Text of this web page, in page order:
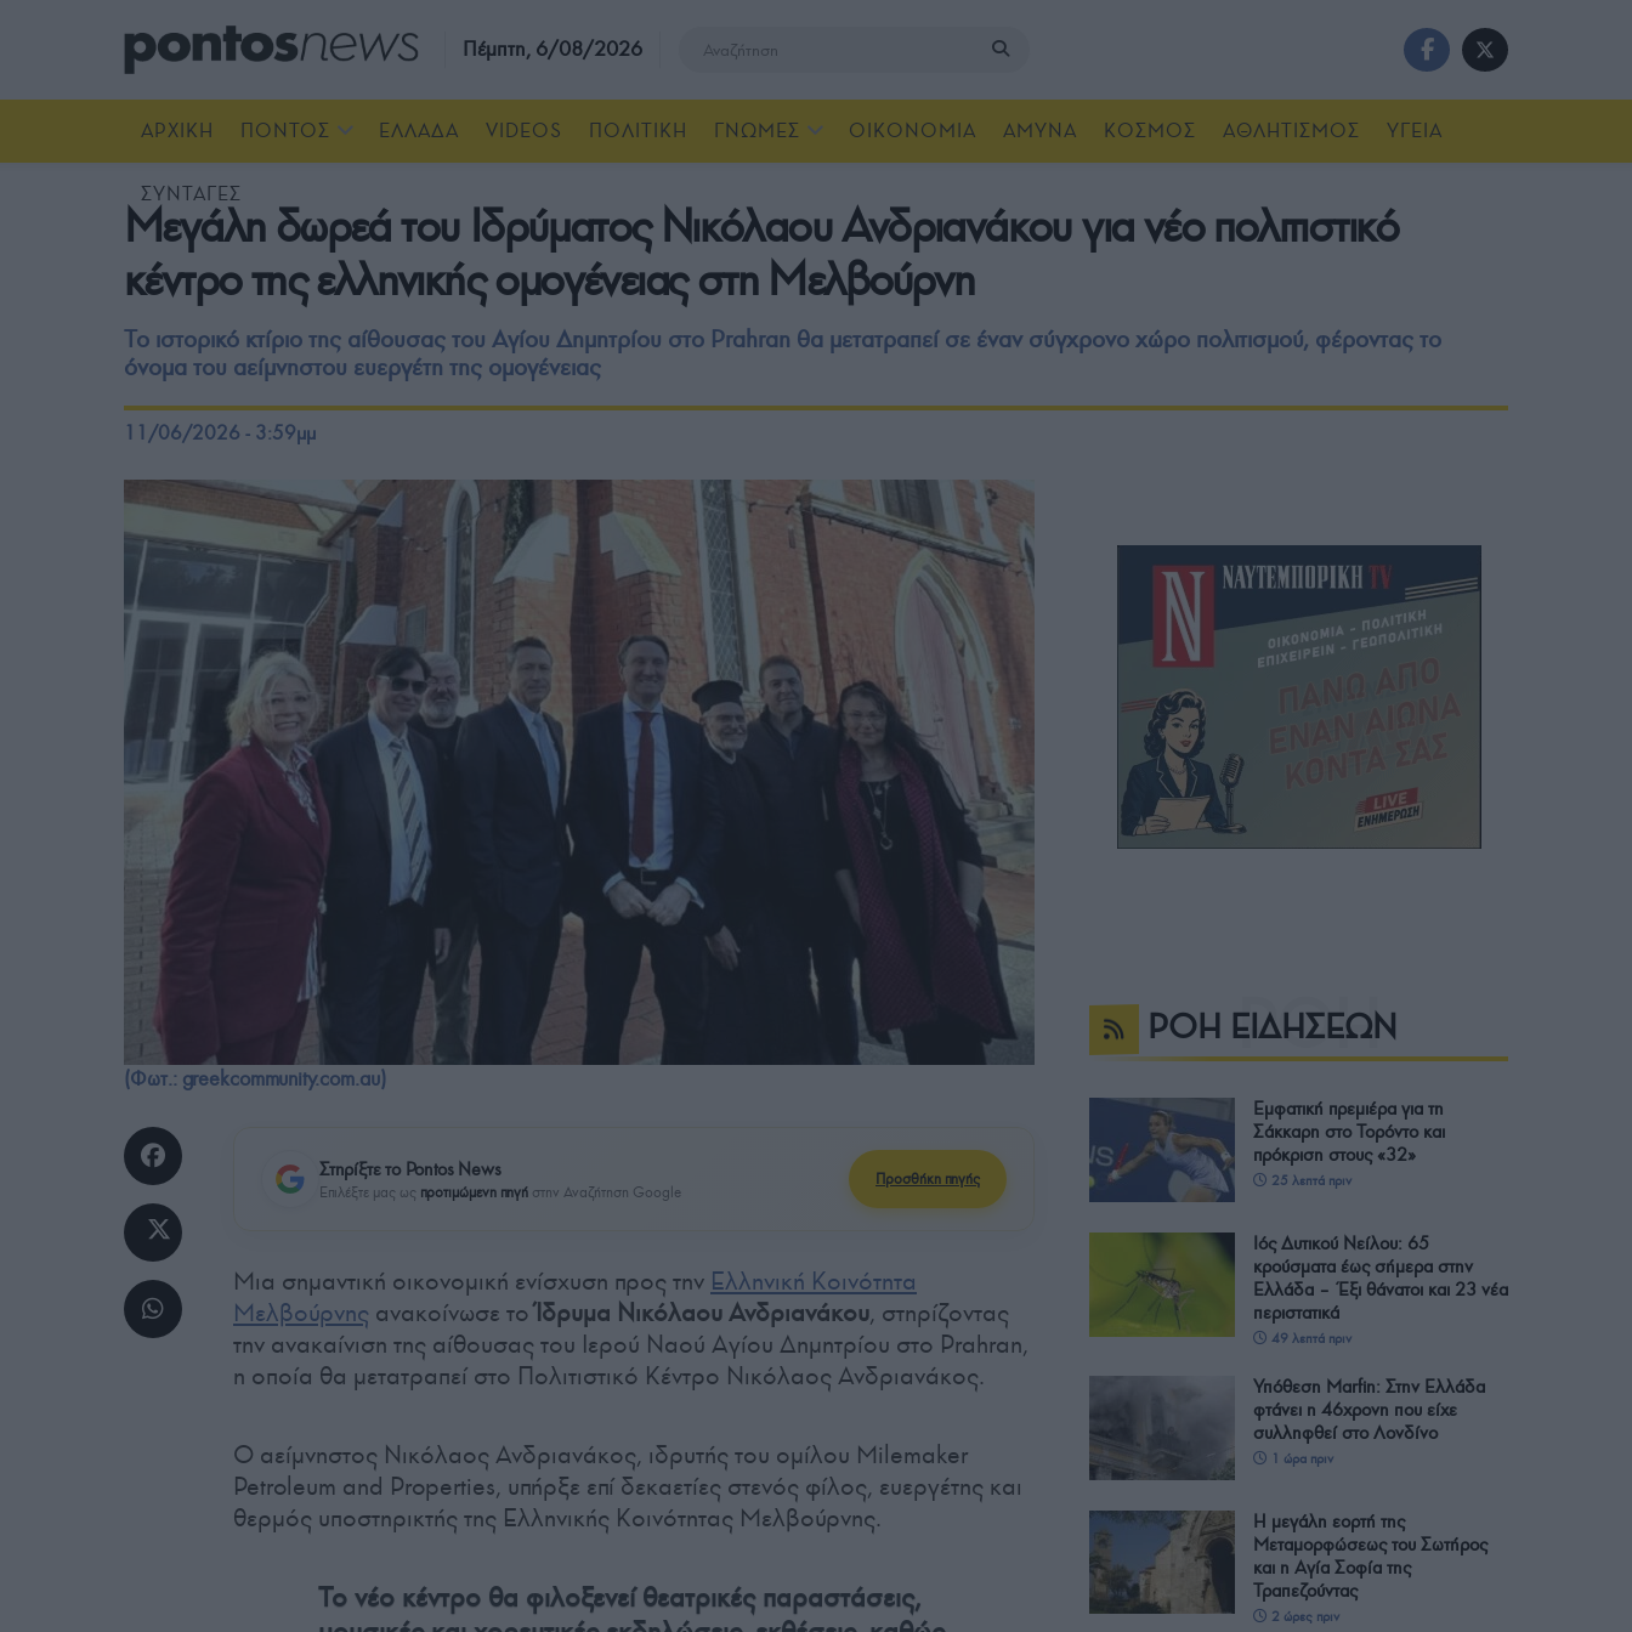
Πέμπτη, 6/08/2026
ΑΡΧΙΚΗ ΠΟΝΤΟΣ ΕΛΛΑΔΑ VIDEOS ΠΟΛΙΤΙΚΗ ΓΝΩΜΕΣ ΟΙΚΟΝΟΜΙΑ ΑΜΥΝΑ ΚΟΣΜΟΣ ΑΘΛΗΤΙΣΜΟΣ ΥΓΕΙΑ
ΣΥΝΤΑΓΕΣ
Μεγάλη δωρεά του Ιδρύματος Νικόλαου Ανδριανάκου για νέο πολιτιστικό
κέντρο της ελληνικής ομογένειας στη Μελβούρνη
Το ιστορικό κτίριο της αίθουσας του Αγίου Δημητρίου στο Prahran θα μετατραπεί σε έναν σύγχρονο χώρο πολιτισμού, φέροντας το
όνομα του αείμνηστου ευεργέτη της ομογένειας
11/06/2026 - 3:59μμ
(Φωτ.: greekcommunity.com.au)
Στηρίξτε το Pontos News
Επιλέξτε μας ως προτιμώμενη πηγή στην Αναζήτηση Google
Προσθήκη πηγής
Μια σημαντική οικονομική ενίσχυση προς την Ελληνική Κοινότητα
Μελβούρνης ανακοίνωσε τοΊδρυμα Νικόλαου Ανδριανάκου, στηρίζοντας
την ανακαίνιση της αίθουσας του Ιερού Ναού Αγίου Δημητρίου στο Prahran,
η οποία θα μετατραπεί στο Πολιτιστικό Κέντρο Νικόλαος Ανδριανάκος.
Ο αείμνηστος Νικόλαος Ανδριανάκος, ιδρυτής του ομίλου Milemaker
Petroleum and Properties, υπήρξε επί δεκαετίες στενός φίλος, ευεργέτης και
θερμός υποστηρικτής της Ελληνικής Κοινότητας Μελβούρνης.
Το νέο κέντρο θα φιλοξενεί θεατρικές παραστάσεις,
ΡΟΗ ΕΙΔΗΣΕΩΝ
Εμφατική πρεμιέρα για τη
Σάκκαρη στο Τορόντο και
πρόκριση στους «32»
25 λεπτά πριν
Ιός Δυτικού Νείλου: 65
κρούσματα έως σήμερα στην
Ελλάδα – Έξι θάνατοι και 23 νέα
περιστατικά
49 λεπτά πριν
Υπόθεση Μarfin: Στην Ελλάδα
φτάνει η 46χρονη που είχε
συλληφθεί στο Λονδίνο
1 ώρα πριν
Η μεγάλη εορτή της
Μεταμορφώσεως του Σωτήρος
και η Αγία Σοφία της
Τραπεζούντας
2 ώρες πριν